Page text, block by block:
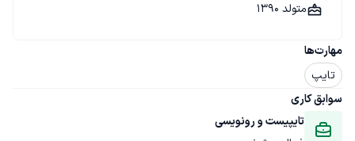
مهارت‌ها
تایپ
سوابق کاری
تایپیست و رونویسی
متولد 1390